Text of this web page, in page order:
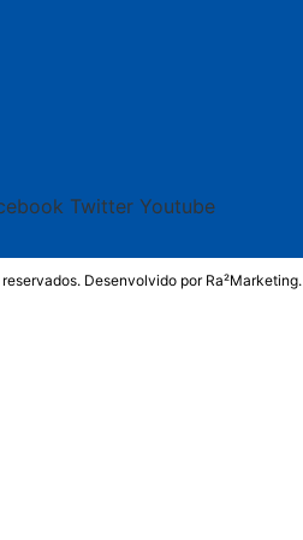
Twitter Youtube
Desenvolvido porRa²Marketing.